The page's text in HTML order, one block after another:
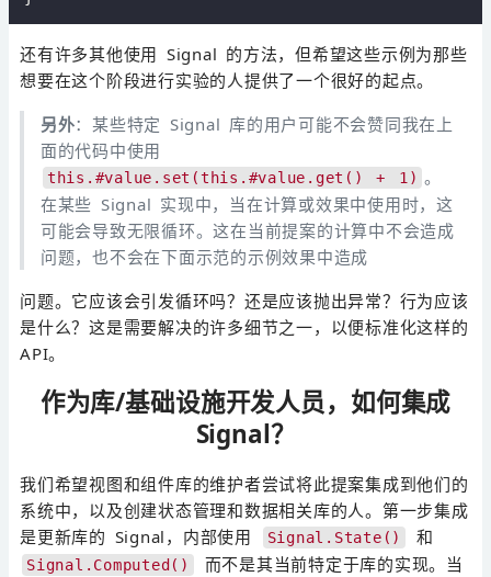
还有许多其他使用 Signal 的方法，但希望这些示例为那些
想要在这个阶段进行实验的人提供了一个很好的起点。
另外：某些特定 Signal 库的用户可能不会赞同我在上
面的代码中使用
this.#value.set(this.#value.get() + 1) 。
在某些 Signal 实现中，当在计算或效果中使用时，这
可能会导致无限循环。这在当前提案的计算中不会造成
问题，也不会在下面示范的示例效果中造成
问题。它应该会引发循环吗？还是应该抛出异常？行为应该
是什么？这是需要解决的许多细节之一，以便标准化这样的
API。
作为库/基础设施开发人员，如何集成
Signal？
我们希望视图和组件库的维护者尝试将此提案集成到他们的
系统中，以及创建状态管理和数据相关库的人。第一步集成
是更新库的 Signal，内部使用
Signal.State() 和
Signal.Computed()
而不是其当前特定于库的实现。当